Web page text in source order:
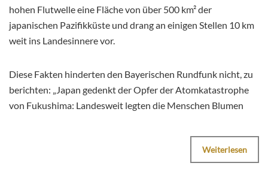
hohen Flutwelle eine Fläche von über 500 km² der
japanischen Pazifikküste und drang an einigen Stellen 10 km
weit ins Landesinnere vor.
Diese Fakten hinderten den Bayerischen Rundfunk nicht, zu
berichten: „Japan gedenkt der Opfer der Atomkatastrophe
von Fukushima: Landesweit legten die Menschen Blumen
Weiterlesen